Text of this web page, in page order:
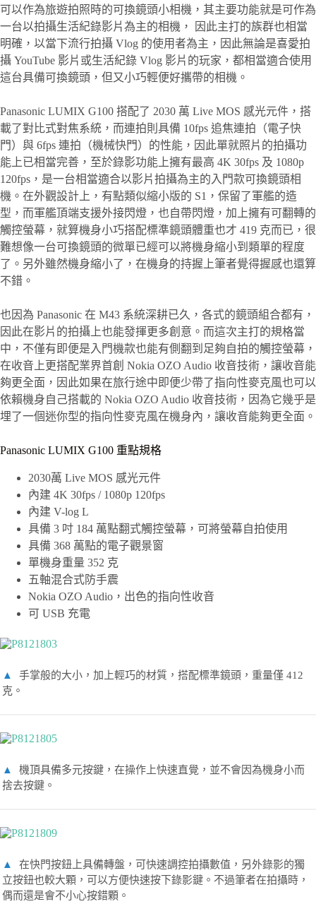
可以作為旅遊拍照時的可換鏡頭小相機，其主要功能就是可作為
一台以拍攝生活紀錄影片為主的相機， 因此主打的族群也相當
明確，以當下流行拍攝 Vlog 的使用者為主，因此無論是喜愛拍
攝 YouTube 影片或生活紀錄 Vlog 影片的玩家，都相當適合使用
這台具備可換鏡頭，但又小巧輕便好攜帶的相機。
Panasonic LUMIX G100 搭配了 2030 萬 Live MOS 感光元件，搭
載了對比式對焦系統，而連拍則具備 10fps 追焦連拍（電子快
門）與 6fps 連拍（機械快門）的性能，因此單就照片的拍攝功
能上已相當完善，至於錄影功能上擁有最高 4K 30fps 及 1080p
120fps，是一台相當適合以影片拍攝為主的入門款可換鏡頭相
機。在外觀設計上，有點類似縮小版的 S1，保留了軍艦的造
型，而軍艦頂端支援外接閃燈，也自帶閃燈，加上擁有可翻轉的
觸控螢幕，就算機身小巧搭配標準鏡頭體重也才 419 克而已，很
難想像一台可換鏡頭的微單已經可以將機身縮小到類單的程度
了。另外雖然機身縮小了，在機身的持握上筆者覺得握感也還算
不錯。
也因為 Panasonic 在 M43 系統深耕已久，各式的鏡頭組合都有，
因此在影片的拍攝上也能發揮更多創意。而這次主打的規格當
中，不僅有即便是入門機款也能有側翻到足夠自拍的觸控螢幕，
在收音上更搭配業界首創 Nokia OZO Audio 收音技術，讓收音能
夠更全面，因此如果在旅行途中即便少帶了指向性麥克風也可以
依賴機身自己搭載的 Nokia OZO Audio 收音技術，因為它幾乎是
埋了一個迷你型的指向性麥克風在機身內，讓收音能夠更全面。
Panasonic LUMIX G100 重點規格
2030萬 Live MOS 感光元件
內建 4K 30fps / 1080p 120fps
內建 V-log L
具備 3 吋 184 萬點翻式觸控螢幕，可將螢幕自拍使用
具備 368 萬點的電子觀景窗
單機身重量 352 克
五軸混合式防手震
Nokia OZO Audio，出色的指向性收音
可 USB 充電
▲
手掌般的大小，加上輕巧的材質，搭配標準鏡頭，重量僅 412
克。
▲
機頂具備多元按鍵，在操作上快速直覺，並不會因為機身小而
捨去按鍵。
▲
在快門按鈕上具備轉盤，可快速調控拍攝數值，另外錄影的獨
立按鈕也較大顆，可以方便快速按下錄影鍵。不過筆者在拍攝時，
偶而還是會不小心按錯顆。